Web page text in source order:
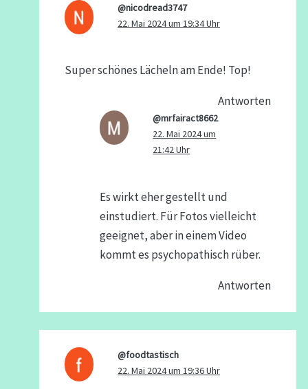
@nicodread3747
22. Mai 2024 um 19:34 Uhr
Super schönes Lächeln am Ende! Top!
Antworten
@mrfairact8662
22. Mai 2024 um
21:42 Uhr
Es wirkt eher gestellt und
einstudiert. Für Fotos vielleicht
geeignet, aber in einem Video
kommt es psychopathisch rüber.
Antworten
@foodtastisch
22. Mai 2024 um 19:36 Uhr